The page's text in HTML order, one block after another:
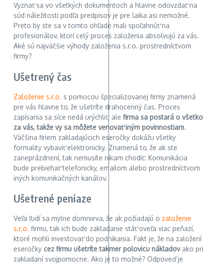
Vyznať sa vo všetkých dokumentoch a hlavne odovzdať na
súd náležitosti podľa predpisov je pre laika asi nemožné.
Preto by ste sa v tomto ohľade mali spoľahnúť na
profesionálov, ktorí celý proces založenia absolvujú za vás.
Aké sú najväčšie výhody založenia s.r.o. prostredníctvom
firmy?
Ušetrený čas
Založenie s.r.o. s pomocou špecializovanej firmy znamená
pre vás hlavne to, že ušetríte drahocenný čas. Proces
zapísania sa síce nedá urýchliť, ale firma sa postará o všetko
za vás, takže vy sa môžete venovať iným povinnostiam.
Väčšina firiem zakladajúcich eseročky dokážu všetky
formality vybaviť elektronicky. Znamená to, že ak ste
zaneprázdnení, tak nemusíte nikam chodiť. Komunikácia
bude prebiehať telefonicky, emailom alebo prostredníctvom
iných komunikačných kanálov.
Ušetrené peniaze
Veľa ľudí sa mylne domnieva, že ak požiadajú o založenie
s.r.o. firmu, tak ich bude zakladanie stáť oveľa viac peňazí,
ktoré mohli investovať do podnikania. Fakt je, že na založení
eseročky cez firmu ušetríte takmer polovicu nákladovako pri
zakladaní svojpomocne. Ako je to možné? Odpoveď je